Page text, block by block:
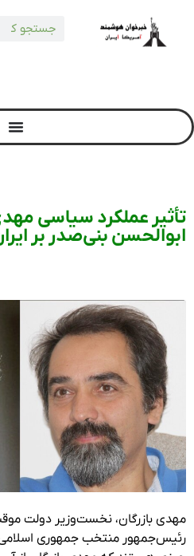
تأثیر عملکرد سیاسی
ابوالحسن بنی‌صدر بر
مهدی بازرگان، نخست‌وزیر دولت
رئیس‌جمهور منتخب جمهوری اسلامی